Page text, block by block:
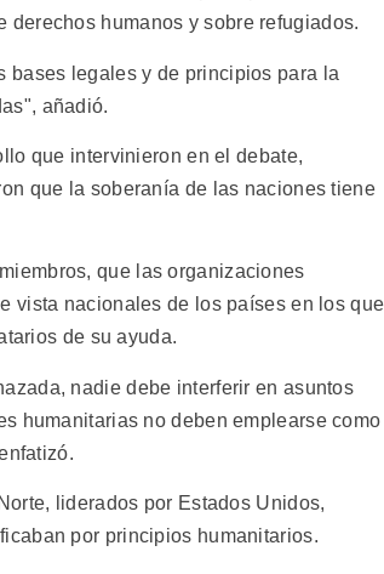
humanos y sobre refugiados.
bases legales y de principios para la
añadió.
que intervinieron en el debate,
que la soberanía de las naciones tiene
que las organizaciones
vista nacionales de los países en los que
de su ayuda.
nadie debe interferir en asuntos
humanitarias no deben emplearse como
liderados por Estados Unidos,
por principios humanitarios.